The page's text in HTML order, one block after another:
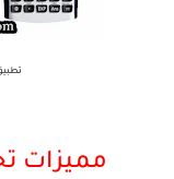
مميزات